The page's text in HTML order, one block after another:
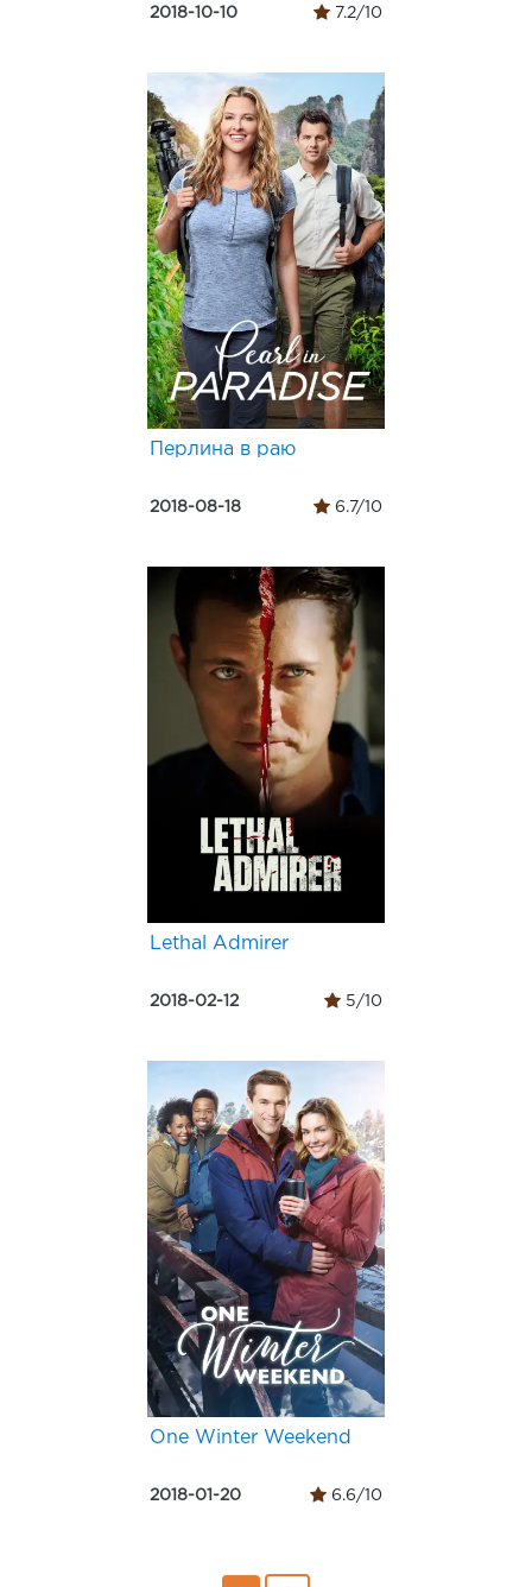
2018-10-10 7.2/10
Перлина в раю
2018-08-18 6.7/10
Lethal Admirer
2018-02-12 5/10
One Winter Weekend
2018-01-20 6.6/10